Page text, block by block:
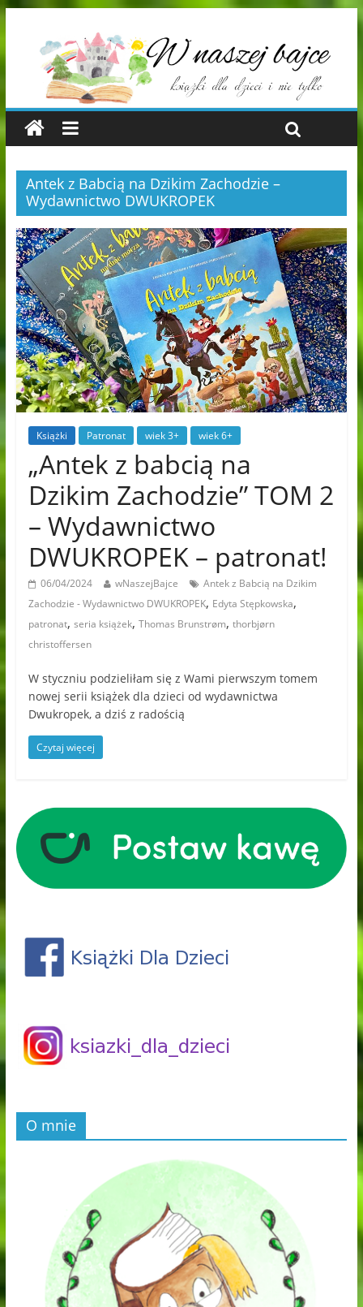
Antek z Babcią na Dzikim Zachodzie –
Wydawnictwo DWUKROPEK
Książki Patronat wiek 3+ wiek 6+
„Antek z babcią na
Dzikim Zachodzie” TOM 2
– Wydawnictwo
DWUKROPEK – patronat!
06/04/2024 wNaszejBajce
Antek z Babcią na Dzikim
Zachodzie - Wydawnictwo DWUKROPEK, Edyta Stępkowska,
patronat, seria książek, Thomas Brunstrøm, thorbjørn
christoffersen
W styczniu podzieliłam się z Wami pierwszym tomem
nowej serii książek dla dzieci od wydawnictwa
Dwukropek, a dziś z radością
Czytaj więcej
O mnie